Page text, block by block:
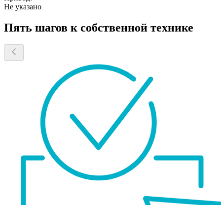
Не указано
Пять шагов к собственной технике